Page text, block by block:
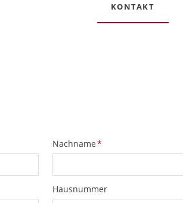
KONTAKT
Pflichtfeld
Nachname*
Hausnummer